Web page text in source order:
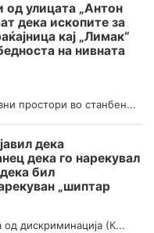
улицата „Антон
дека ископите за
кај „Лимак“
на нивната
простори во станбен...
дека
дека го нарекувал
дека бил
„шиптар
од дискриминација (К...